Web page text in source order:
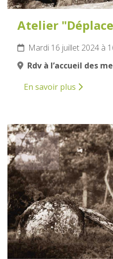
Atelier
Mardi 16 juillet 2024 à
Rdv à l’accueil des
En savoir plus
17
JUILLET
2024